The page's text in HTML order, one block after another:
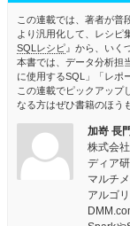
この連載では、著者が普
より汎用化して、レシピ
SQLレシピ 』から、いく
本書では、データ分析担
に使用するSQL」「レポ
この連載でピックアップ
なる方はぜひ書籍のほう
加嵜 長門
株式会
ディア
マルチ
アルゴ